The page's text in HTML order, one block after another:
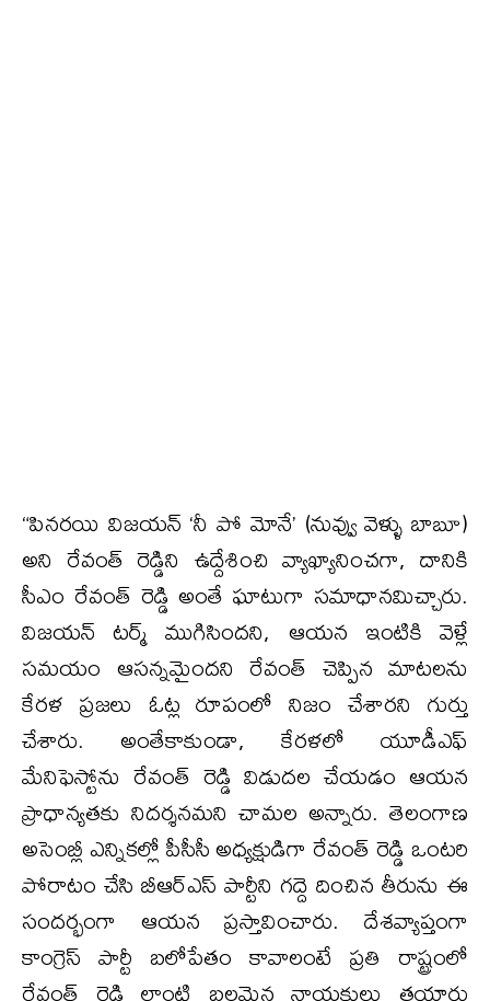
“పినరయి విజయన్ ‘నీ పో మోనే’ (నువ్వు వెళ్ళు బాబూ)
అని రేవంత్ రెడ్డిని ఉద్దేశించి వ్యాఖ్యానించగా, దానికి
సీఎం రేవంత్ రెడ్డి అంతే ఘాటుగా సమాధానమిచ్చారు.
విజయన్ టర్మ్ ముగిసిందని, ఆయన ఇంటికి వెళ్లే
సమయం ఆసన్నమైందని రేవంత్ చెప్పిన మాటలను
కేరళ ప్రజలు ఓట్ల రూపంలో నిజం చేశారని గుర్తు
చేశారు. అంతేకాకుండా, కేరళలో యూడీఎఫ్
మేనిఫెస్టోను రేవంత్ రెడ్డి విడుదల చేయడం ఆయన
ప్రాధాన్యతకు నిదర్శనమని చామల అన్నారు. తెలంగాణ
అసెంబ్లీ ఎన్నికల్లో పీసీసీ అధ్యక్షుడిగా రేవంత్ రెడ్డి ఒంటరి
పోరాటం చేసి బీఆర్ఎస్ పార్టీని గద్దె దించిన తీరును ఈ
సందర్భంగా ఆయన ప్రస్తావించారు. దేశవ్యాప్తంగా
కాంగ్రెస్ పార్టీ బలోపేతం కావాలంటే ప్రతి రాష్ట్రంలో